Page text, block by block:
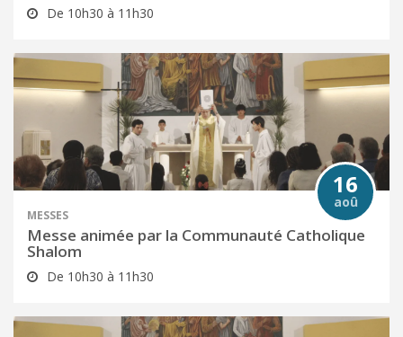
De 10h30 à 11h30
16
aoû
MESSES
Messe animée par la Communauté Catholique
Shalom
De 10h30 à 11h30